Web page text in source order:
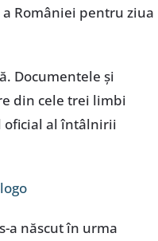
României pentru ziua
Documentele şi
din cele trei limbi
oficial al întâlnirii
a născut în urma